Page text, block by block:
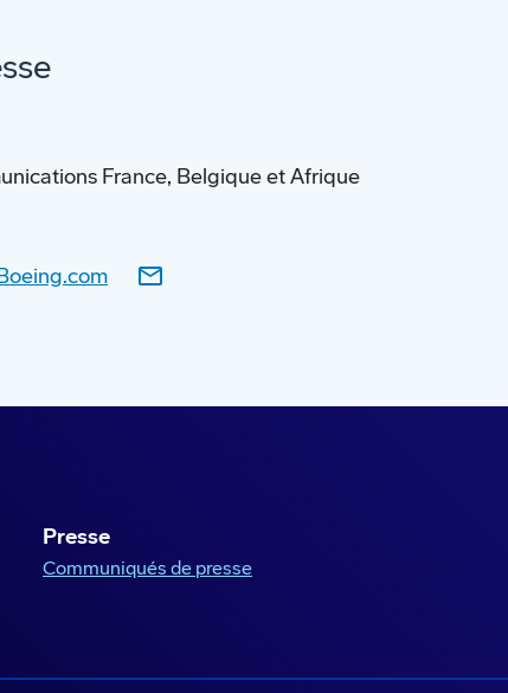
France, Belgique et Afrique
Presse
Communiqués de presse